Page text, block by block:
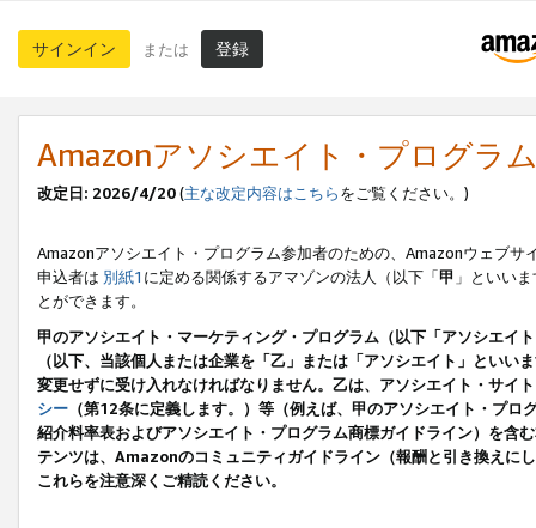
サインイン または 登録
Amazonアソシエイト・プログラ
改定日: 2026/4/20(主な改定内容はこちらをご覧ください。)
Amazonアソシエイト・プログラム参加者のための、Amazonウェブサ
申込者は 別紙1 に定める関係するアマゾンの法人（以下「甲 」といい
とができます。
甲のアソシエイト・マーケティング・プログラム（以下「アソシエイ
（以下、当該個人または企業を「乙」または「アソシエイト」とい
変更せずに受け入れなければなりません。乙は、アソシエイト・サイ
シー （第12条に定義します。）等（例えば、甲のアソシエイト・プ
紹介料率表およびアソシエイト・プログラム商標ガイドライン）を
テンツは、Amazonのコミュニティガイドライン（報酬と引き換えに
これらを注意深くご精読ください。